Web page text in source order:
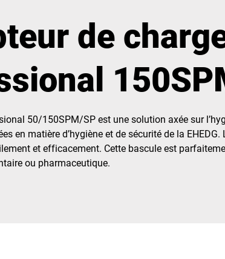
Hongrie
Pologne
Suisse
de
50/150SPM/SP est une solution axée sur
en matière d’hygiène et de sécurité de la
et efficacement. Cette bascule est
ou pharmaceutique.